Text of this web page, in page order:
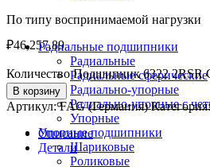
По типу воспринимаемой нагрузки
Радиальные подшипники
Радиальные
Радиальные сферические
Радиально-упорные
Радиально-упорные с
Упорные
Упорные подшипники
Шариковые
Роликовые
₽46,257.89
Количество Подшипник 6322 2RSR
В корзину
Артикул:FAG (Германия)
Описание
Детали